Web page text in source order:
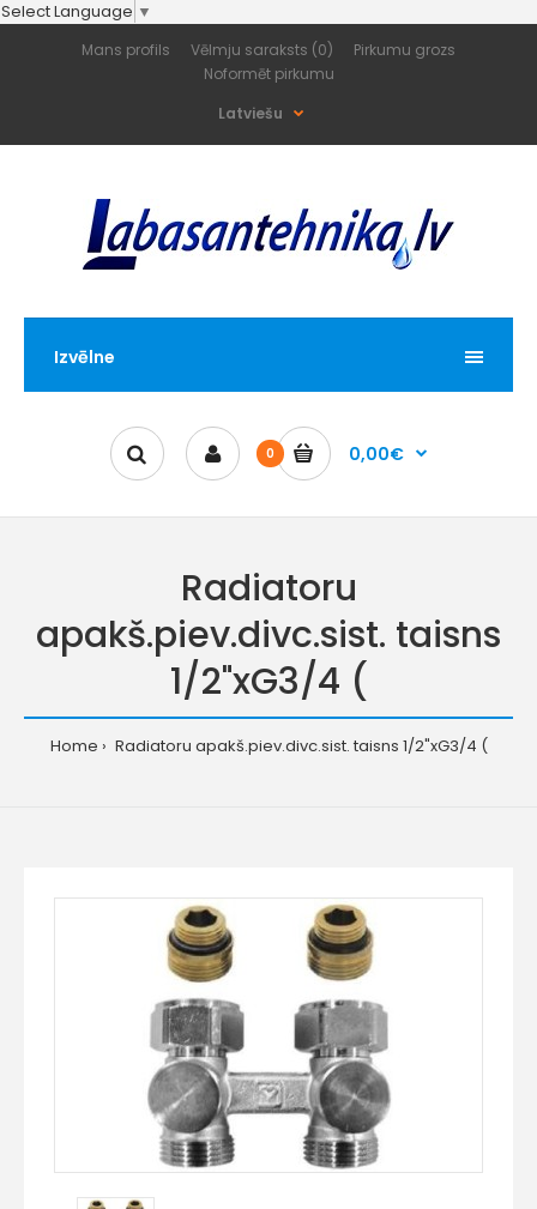
Select Language ▼
Mans profils Vēlmju saraksts (0)
Pirkumu grozs
Noformēt pirkumu
Latviešu
Izvēlne
0 0,00€
Radiatoru
apakš.piev.divc.sist. taisns
1/2"xG3/4 (
Home Radiatoru apakš.piev.divc.sist. taisns 1/2"xG3/4 (